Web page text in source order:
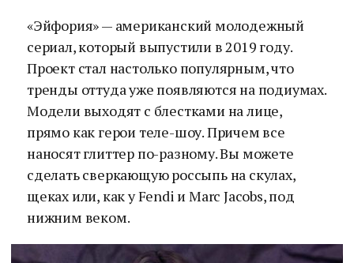
«Эйфория» — американский молодежный
сериал, который выпустили в 2019 году.
Проект стал настолько популярным, что
тренды оттуда уже появляются на подиумах.
Модели выходят с блестками на лице,
прямо как герои теле-шоу. Причем все
наносят глиттер по-разному. Вы можете
сделать сверкающую россыпь на скулах,
щеках или, как у Fendi и Marc Jacobs, под
нижним веком.